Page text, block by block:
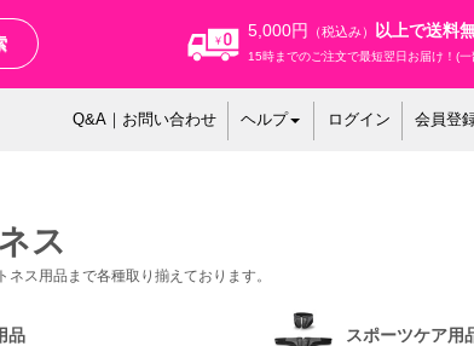
5,000円 （税込み） 以上で送料
15時までのご注文で最短翌日お届け！(
Q&A｜お問い合わせ ヘルプ ログイン 会員登
ス
ス用品まで各種取り揃えております。
品 スポーツケア用